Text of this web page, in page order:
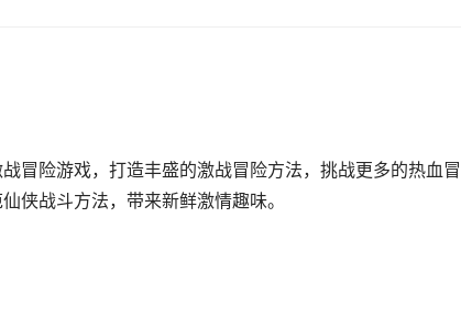
冒险游戏，打造丰盛的激战冒险方法，挑战更多的热血冒
侠战斗方法，带来新鲜激情趣味。